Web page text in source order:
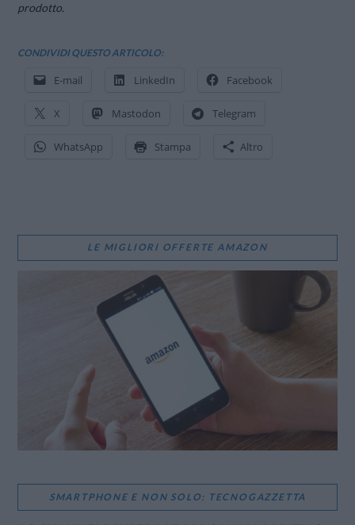
prodotto.
CONDIVIDI QUESTO ARTICOLO:
E-mail LinkedIn Facebook
X Mastodon Telegram
WhatsApp Stampa Altro
LE MIGLIORI OFFERTE AMAZON
SMARTPHONE E NON SOLO: TECNOGAZZETTA